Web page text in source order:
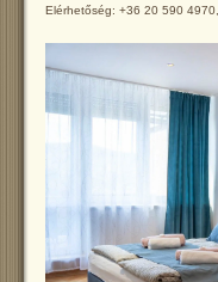
Elérhetőség: +36 20 590